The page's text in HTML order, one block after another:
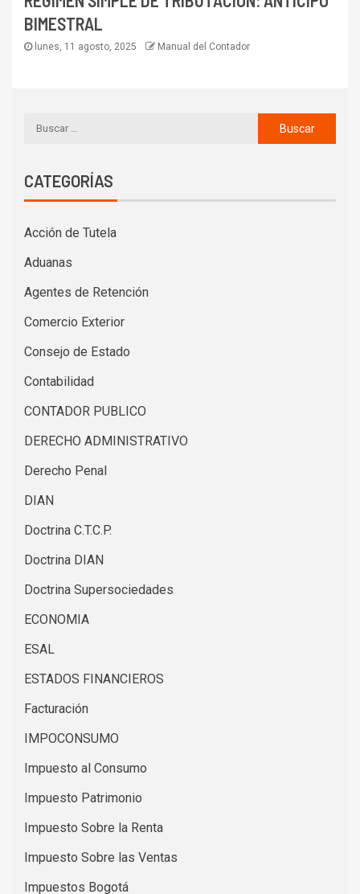
BIMESTRAL
lunes, 11 agosto, 2025 Manual del Contador
CATEGORÍAS
Acción de Tutela
Aduanas
Agentes de Retención
Comercio Exterior
Consejo de Estado
Contabilidad
CONTADOR PUBLICO
DERECHO ADMINISTRATIVO
Derecho Penal
DIAN
Doctrina C.T.C.P.
Doctrina DIAN
Doctrina Supersociedades
ECONOMIA
ESAL
ESTADOS FINANCIEROS
Facturación
IMPOCONSUMO
Impuesto al Consumo
Impuesto Patrimonio
Impuesto Sobre la Renta
Impuesto Sobre las Ventas
Impuestos Bogotá